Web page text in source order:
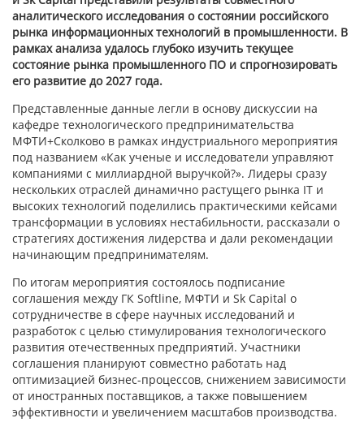
аналитического исследования о состоянии российского
рынка информационных технологий в промышленности. В
рамках анализа удалось глубоко изучить текущее
состояние рынка промышленного ПО и спрогнозировать
его развитие до 2027 года.
Представленные данные легли в основу дискуссии на
кафедре технологического предпринимательства
МФТИ+Сколково в рамках индустриального мероприятия
под названием «Как ученые и исследователи управляют
компаниями с миллиардной выручкой?». Лидеры сразу
нескольких отраслей динамично растущего рынка IT и
высоких технологий поделились практическими кейсами
трансформации в условиях нестабильности, рассказали о
стратегиях достижения лидерства и дали рекомендации
начинающим предпринимателям.
По итогам мероприятия состоялось подписание
соглашения между ГК Softline, МФТИ и Sk Capital о
сотрудничестве в сфере научных исследований и
разработок с целью стимулирования технологического
развития отечественных предприятий. Участники
соглашения планируют совместно работать над
оптимизацией бизнес-процессов, снижением зависимости
от иностранных поставщиков, а также повышением
эффективности и увеличением масштабов производства.